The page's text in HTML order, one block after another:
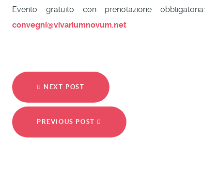
Evento gratuito con prenotazione obbligatoria:
convegni@vivariumnovum.net
NEXT POST
PREVIOUS POST